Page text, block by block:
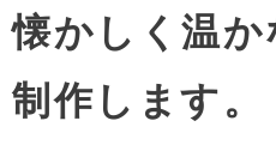
懐かしく温
制作します。